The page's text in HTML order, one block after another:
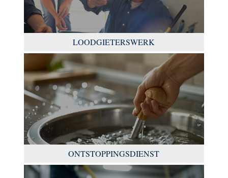
LOODGIETERSWERK
ONTSTOPPINGSDIENST